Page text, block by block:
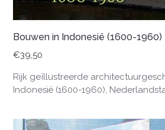
Bouwen in Indonesië (1600-1960)
€39,50
Rijk geïllustreerde
Indonesië (1600-1960),